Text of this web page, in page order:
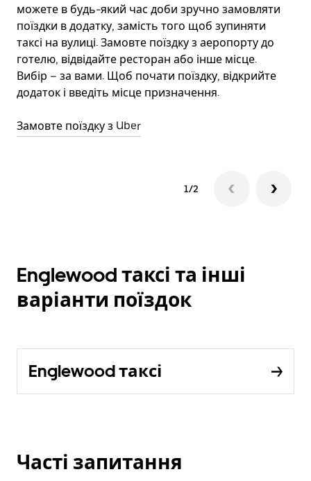
можете в будь-який час доби зручно замовляти
поїздки в додатку, замість того щоб зупиняти
таксі на вулиці. Замовте поїздку з аеропорту до
готелю, відвідайте ресторан або інше місце.
Вибір – за вами. Щоб почати поїздку, відкрийте
додаток і введіть місце призначення.
Замовте поїздку з Uber
1/2
Englewood таксі та інші
варіанти поїздок
Englewood таксі
Часті запитання